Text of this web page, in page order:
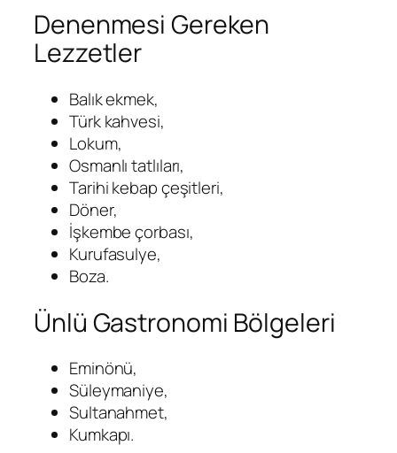
Denenmesi Gereken
Lezzetler
Balık ekmek,
Türk kahvesi,
Lokum,
Osmanlı tatlıları,
Tarihi kebap çeşitleri,
Döner,
İşkembe çorbası,
Kurufasulye,
Boza.
Ünlü Gastronomi Bölgeleri
Eminönü,
Süleymaniye,
Sultanahmet,
Kumkapı.